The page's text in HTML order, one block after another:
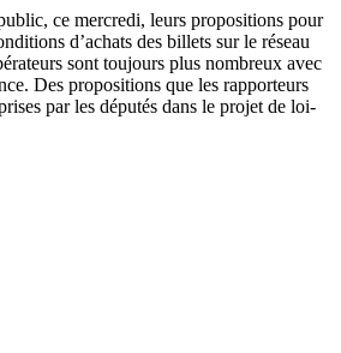
ce mercredi, leurs propositions pour
d’achats des billets sur le réseau
sont toujours plus nombreux avec
Des propositions que les rapporteurs
par les députés dans le projet de loi-